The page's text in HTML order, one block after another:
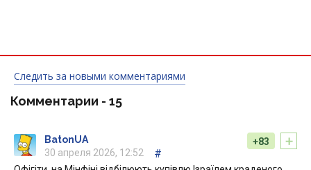
Следить за новыми комментариями
Комментарии - 15
+
+83
BatonUA
30 апреля 2026, 12:52
#